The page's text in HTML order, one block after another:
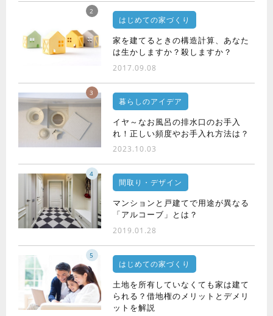
2
はじめての家づくり
家を建てるときの構造計算、あなた
は生かしますか？殺しますか？
2017.09.08
3
暮らしのアイデア
イヤ～なお風呂の排水口のお手入
れ！正しい頻度やお手入れ方法は？
2023.10.03
4
間取り・デザイン
マンションと戸建てで用途が異なる
「アルコーブ」とは？
2019.01.28
5
はじめての家づくり
土地を所有していなくても家は建て
られる？借地権のメリットとデメリ
ットを解説